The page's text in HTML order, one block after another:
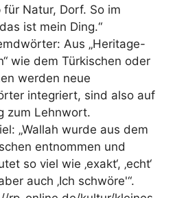
Natur, Dorf. So im
ist mein Ding.“
Aus „Heritage-
wie dem Türkischen oder
werden neue
integriert, sind also auf
zum Lehnwort.
„Wallah wurde aus dem
entnommen und
so viel wie ‚exakt‘, ‚echt‘
auch ‚Ich schwöre'“.